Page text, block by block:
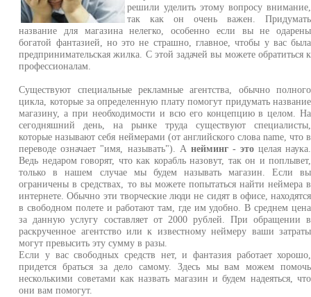
решили уделить этому вопросу внимание,
так как он очень важен. Придумать
название для магазина нелегко, особенно если вы не одарены
богатой фантазией, но это не страшно, главное, чтобы у вас была
предпринимательская жилка. С этой задачей вы можете обратиться к
профессионалам.
Существуют специальные рекламные агентства, обычно полного
цикла, которые за определенную плату помогут придумать название
магазину, а при необходимости и всю его концепцию в целом. На
сегодняшний день, на рынке труда существуют специалисты,
которые называют себя неймерами (от английского слова name, что в
переводе означает "имя, называть"). А нейминг - это целая наука.
Ведь недаром говорят, что как корабль назовут, так он и поплывет,
только в нашем случае мы будем называть магазин. Если вы
ограничены в средствах, то вы можете попытаться найти неймера в
интернете. Обычно эти творческие люди не сидят в офисе, находятся
в свободном полете и работают там, где им удобно. В среднем цена
за данную услугу составляет от 2000 рублей. При обращении в
раскрученное агентство или к известному неймеру ваши затраты
могут превысить эту сумму в разы.
Если у вас свободных средств нет, и фантазия работает хорошо,
придется браться за дело самому. Здесь мы вам можем помочь
несколькими советами как назвать магазин и будем надеяться, что
они вам помогут.